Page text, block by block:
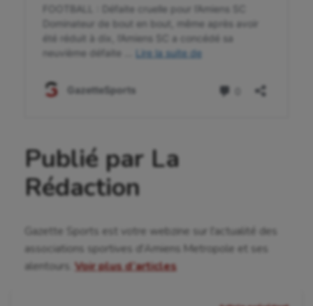
Publié par La
Rédaction
Gazette Sports est votre webzine sur l'actualité des
associations sportives d'Amiens Metropole et ses
alentours. Voir plus d’articles